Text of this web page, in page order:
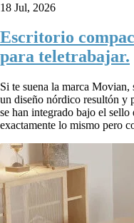
18 Jul, 2026
Escritorio
para teletrabajar.
Si te suena la marca Movian,
un diseño nórdico resultón y
se han integrado bajo el
exactamente lo mismo pero